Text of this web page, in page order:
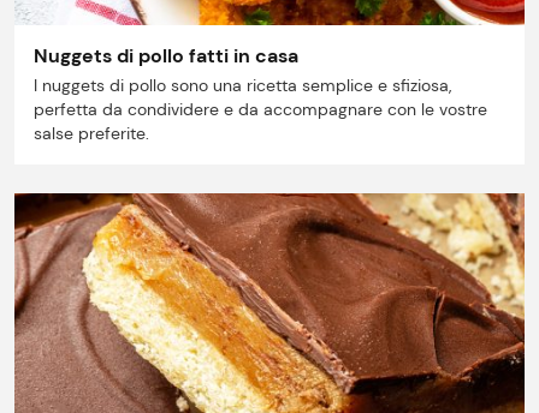
Storie
Lavora con noi
Nuggets di pollo fatti in casa
I nuggets di pollo sono una ricetta semplice e sfiziosa,
perfetta da condividere e da accompagnare con le vostre
salse preferite.